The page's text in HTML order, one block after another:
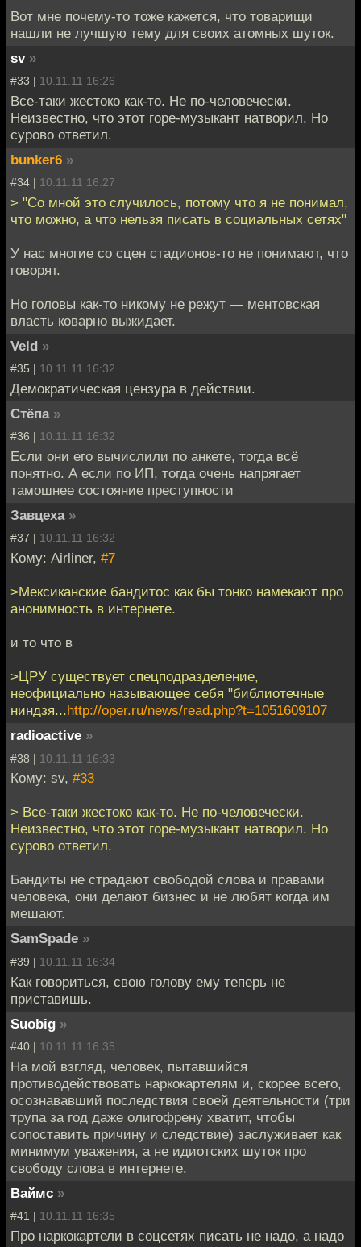
Вот мне почему-то тоже кажется, что товарищи
нашли не лучшую тему для своих атомных шуток.
sv »
#33 | 10.11.11 16:26
Все-таки жестоко как-то. Не по-человечески.
Неизвестно, что этот горе-музыкант натворил. Но
сурово ответил.
bunker6 »
#34 | 10.11.11 16:27
> "Со мной это случилось, потому что я не понимал,
что можно, а что нельзя писать в социальных сетях"
У нас многие со сцен стадионов-то не понимают, что
говорят.
Но головы как-то никому не режут — ментовская
власть коварно выжидает.
Veld »
#35 | 10.11.11 16:32
Демократическая цензура в действии.
Стёпа »
#36 | 10.11.11 16:32
Если они его вычислили по анкете, тогда всё
понятно. А если по ИП, тогда очень напрягает
тамошнее состояние преступности
Завцеха »
#37 | 10.11.11 16:32
Кому: Airliner, #7
>Мексиканские бандитос как бы тонко намекают про
анонимность в интернете.
и то что в
>ЦРУ существует спецподразделение,
неофициально называющее себя "библиотечные
ниндзя...http://oper.ru/news/read.php?t=1051609107
radioactive »
#38 | 10.11.11 16:33
Кому: sv, #33
> Все-таки жестоко как-то. Не по-человечески.
Неизвестно, что этот горе-музыкант натворил. Но
сурово ответил.
Бандиты не страдают свободой слова и правами
человека, они делают бизнес и не любят когда им
мешают.
SamSpade »
#39 | 10.11.11 16:34
Как говориться, свою голову ему теперь не
приставишь.
Suobig »
#40 | 10.11.11 16:35
На мой взгляд, человек, пытавшийся
противодействовать наркокартелям и, скорее всего,
осознававший последствия своей деятельности (три
трупа за год даже олигофрену хватит, чтобы
сопоставить причину и следствие) заслуживает как
минимум уважения, а не идиотских шуток про
свободу слова в интернете.
Ваймс »
#41 | 10.11.11 16:35
Про наркокартели в соцсетях писать не надо, а надо